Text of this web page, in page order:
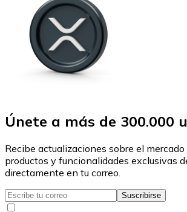
Únete a más de 300.000
Recibe actualizaciones sobre el
productos y funcionalidades exclusivas
directamente en tu correo.
Suscribirse